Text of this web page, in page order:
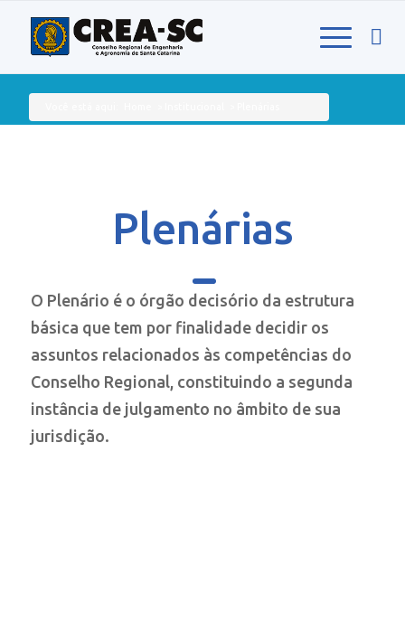
Plenárias
O Plenário é o órgão decisório da estrutura
básica que tem por finalidade decidir os
assuntos relacionados às competências do
Conselho Regional, constituindo a segunda
instância de julgamento no âmbito de sua
jurisdição.